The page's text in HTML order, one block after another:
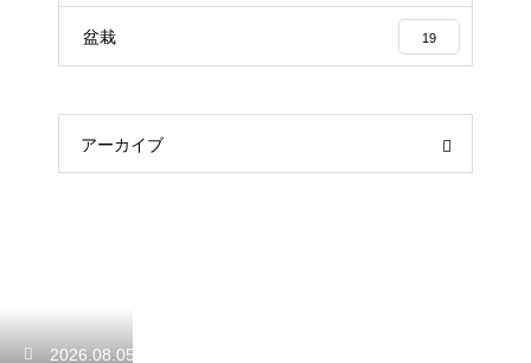
盆栽 19
アーカイブ
2026.08.05